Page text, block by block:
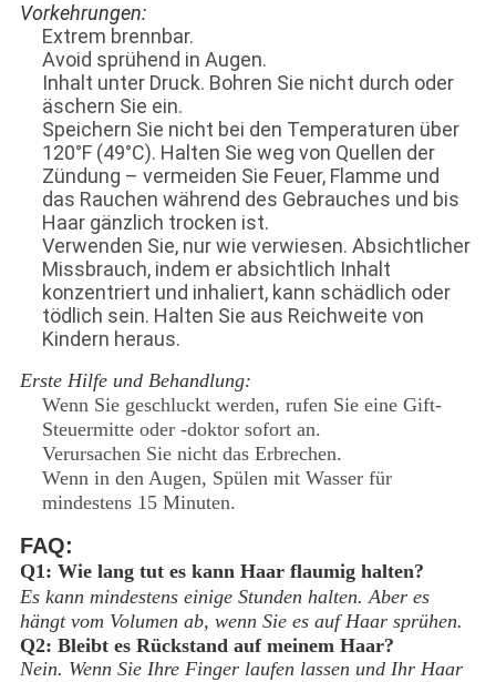
Vorkehrungen:
Extrem brennbar.
Avoid sprühend in Augen.
Inhalt unter Druck. Bohren Sie nicht durch oder
äschern Sie ein.
Speichern Sie nicht bei den Temperaturen über
120°F (49°C). Halten Sie weg von Quellen der
Zündung – vermeiden Sie Feuer, Flamme und
das Rauchen während des Gebrauches und bis
Haar gänzlich trocken ist.
Verwenden Sie, nur wie verwiesen. Absichtlicher
Missbrauch, indem er absichtlich Inhalt
konzentriert und inhaliert, kann schädlich oder
tödlich sein. Halten Sie aus Reichweite von
Kindern heraus.
Erste Hilfe und Behandlung:
Wenn Sie geschluckt werden, rufen Sie eine Gift-
Steuermitte oder -doktor sofort an.
Verursachen Sie nicht das Erbrechen.
Wenn in den Augen, Spülen mit Wasser für
mindestens 15 Minuten.
FAQ:
Q1: Wie lang tut es kann Haar flaumig halten?
Es kann mindestens einige Stunden halten. Aber es
hängt vom Volumen ab, wenn Sie es auf Haar sprühen.
Q2: Bleibt es Rückstand auf meinem Haar?
Nein. Wenn Sie Ihre Finger laufen lassen und Ihr Haar